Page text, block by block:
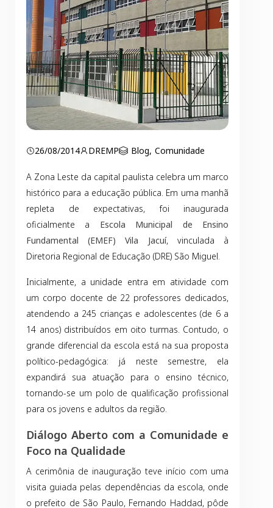
26/08/2014 DREMP Blog, Comunidade
A Zona Leste da capital paulista celebra um marco
histórico para a educação pública. Em uma manhã
repleta de expectativas, foi inaugurada
oficialmente a Escola Municipal de Ensino
Fundamental (EMEF) Vila Jacuí, vinculada à
Diretoria Regional de Educação (DRE) São Miguel.
Inicialmente, a unidade entra em atividade com
um corpo docente de 22 professores dedicados,
atendendo a 245 crianças e adolescentes (de 6 a
14 anos) distribuídos em oito turmas. Contudo, o
grande diferencial da escola está na sua proposta
político-pedagógica: já neste semestre, ela
expandirá sua atuação para o ensino técnico,
tornando-se um polo de qualificação profissional
para os jovens e adultos da região.
Diálogo Aberto com a Comunidade e
Foco na Qualidade
A cerimônia de inauguração teve início com uma
visita guiada pelas dependências da escola, onde
o prefeito de São Paulo, Fernando Haddad, pôde